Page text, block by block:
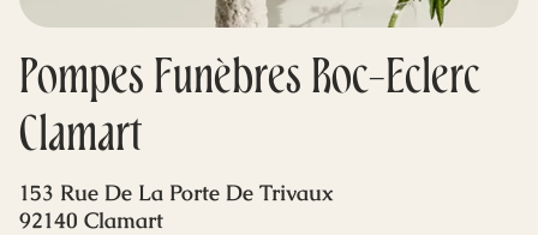
Blog
Pompes Funèbres Roc-Eclerc
Clamart
153 Rue De La Porte De Trivaux
92140 Clamart